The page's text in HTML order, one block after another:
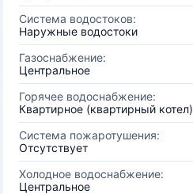
Система водостоков:
Наружные водостоки
Газоснабжение:
Центральное
Горячее водоснабжение:
Квартирное (квартирный котел)
Система пожаротушения:
Отсутствует
Холодное водоснабжение:
Центральное